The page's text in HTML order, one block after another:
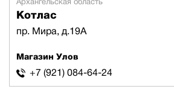
Котлас
пр. Мира, д.19А
Магазин Улов
+7 (921) 084-64-24